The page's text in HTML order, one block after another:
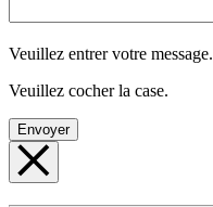
Veuillez entrer votre message.
Veuillez cocher la case.
Envoyer